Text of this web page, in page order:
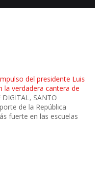
del presidente Luis
la verdadera cantera de
SANTO
de la República
fuerte en las escuelas